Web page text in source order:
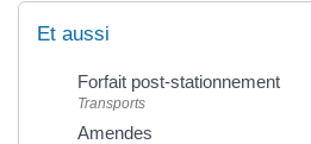
Et aussi
Forfait post-stationnement
Transports
Amendes